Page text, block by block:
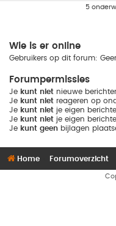
5
Wie is er online
Gebruikers op dit forum:
Forumpermissies
Je kunt niet nieuwe
Je kunt niet reageren op
Je kunt niet je eigen
Je kunt niet je eigen
Je kunt geen bijlagen
Home Forumoverzicht